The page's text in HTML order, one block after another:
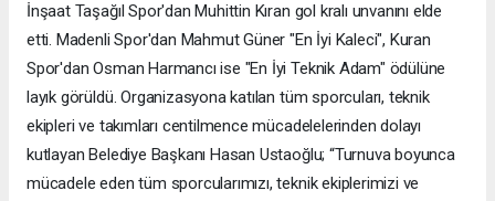
İnşaat Taşağıl Spor'dan Muhittin Kıran gol kralı unvanını elde
etti. Madenli Spor'dan Mahmut Güner "En İyi Kaleci", Kuran
Spor'dan Osman Harmancı ise "En İyi Teknik Adam" ödülüne
layık görüldü. Organizasyona katılan tüm sporcuları, teknik
ekipleri ve takımları centilmence mücadelelerinden dolayı
kutlayan Belediye Başkanı Hasan Ustaoğlu; “Turnuva boyunca
mücadele eden tüm sporcularımızı, teknik ekiplerimizi ve